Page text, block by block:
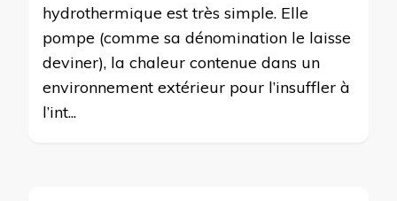
hydrothermique est très simple. Elle
pompe (comme sa dénomination le laisse
deviner), la chaleur contenue dans un
environnement extérieur pour l’insuffler à
l’int...